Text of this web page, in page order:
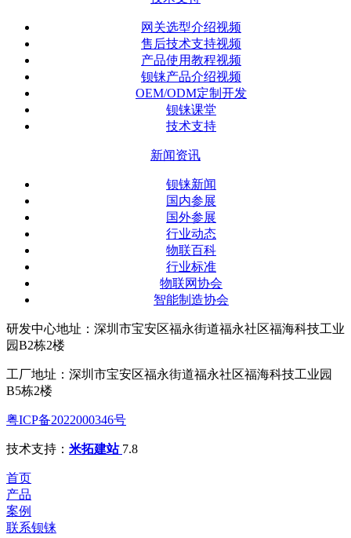
网关选型介绍视频
售后技术支持视频
产品使用教程视频
钡铼产品介绍视频
OEM/ODM定制开发
钡铼课堂
技术支持
新闻资讯
钡铼新闻
国内参展
国外参展
行业动态
物联百科
行业标准
物联网协会
智能制造协会
研发中心地址：深圳市宝安区福永街道福永社区福海科技工业
园B2栋2楼
工厂地址：深圳市宝安区福永街道福永社区福海科技工业园
B5栋2楼
粤ICP备2022000346号
技术支持： 米拓建站 7.8
首页
产品
案例
联系钡铼